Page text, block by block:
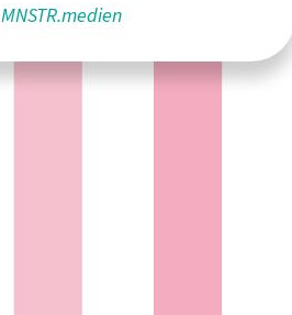
MNSTR.medien